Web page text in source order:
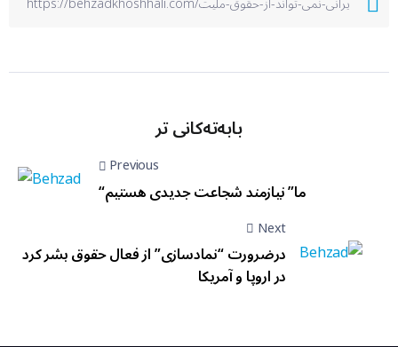
بابەتەکانی تر
Previous
“ما” نیازمند شجاعت جدیدی هستیم
Next
درضرورت “نمادسازی” از فعال حقوق بشر کرد
در اروپا و آمریکا